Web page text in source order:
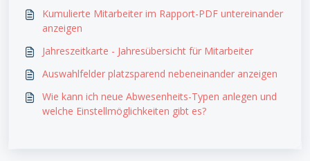
Kumulierte Mitarbeiter im Rapport-PDF untereinander
anzeigen
Jahreszeitkarte - Jahresübersicht für Mitarbeiter
Auswahlfelder platzsparend nebeneinander anzeigen
Wie kann ich neue Abwesenheits-Typen anlegen und
welche Einstellmöglichkeiten gibt es?